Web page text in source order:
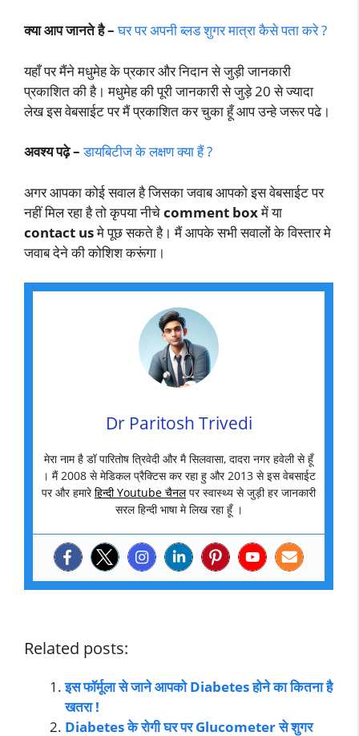
क्या आप जानते है – घर पर अपनी ब्लड शुगर मात्रा कैसे पता करे ?
यहाँ पर मैंने मधुमेह के प्रकार और निदान से जुड़ी जानकारी
प्रकाशित की है। मधुमेह की पूरी जानकारी से जुड़े 20 से ज्यादा
लेख इस वेबसाईट पर मैं प्रकाशित कर चुका हूँ आप उन्हे जरूर पढे।
अवश्य पढ़े –डायबिटीज के लक्षण क्या हैं ?
अगर आपका कोई सवाल है जिसका जवाब आपको इस वेबसाईट पर
नहीं मिल रहा है तो कृपया नीचेcomment boxमें या
contact usमे पूछ सकते है। मैं आपके सभी सवालों के विस्तार मे
जवाब देने की कोशिश करूंगा।
Dr Paritosh Trivedi
मेरा नाम है डॉ पारितोष त्रिवेदी और मै सिलवासा, दादरा नगर हवेली से हूँ
। मैं 2008 से मेडिकल प्रैक्टिस कर रहा हु और 2013 से इस वेबसाईट
पर और हमारेहिन्दी Youtube चैनलपर स्वास्थ्य से जुड़ी हर जानकारी
सरल हिन्दी भाषा मे लिख रहा हूँ ।
Related posts:
इस फॉर्मूला से जाने आपको Diabetes होने का कितना है
खतरा !
Diabetes के रोगी घर पर Glucometer से शुगर